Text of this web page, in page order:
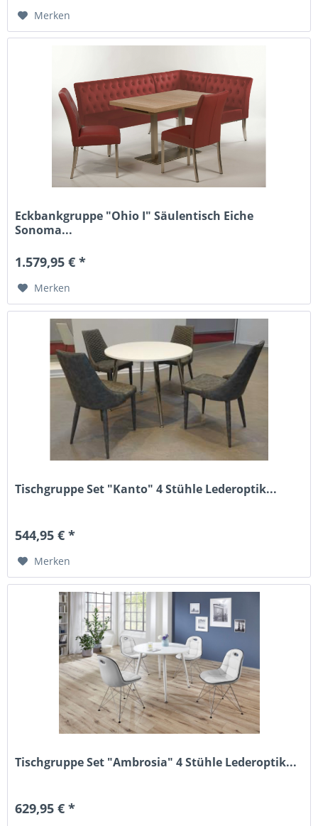
Merken
Eckbankgruppe "Ohio I" Säulentisch Eiche
Sonoma...
1.579,95 € *
Merken
Tischgruppe Set "Kanto" 4 Stühle Lederoptik...
544,95 € *
Merken
Tischgruppe Set "Ambrosia" 4 Stühle Lederoptik...
629,95 € *